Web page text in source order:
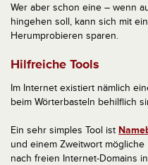
Wer aber schon eine – wenn
hingehen soll, kann sich mit
Herumprobieren sparen.
Hilfreiche Tools
Im Internet existiert nämlich
beim Wörterbasteln behilflich
Ein sehr simples Tool ist
und einem Zweitwort
nach freien Internet-Domains